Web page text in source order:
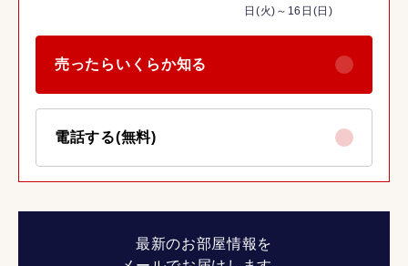
日(火)～16日(日)
売ったらいくらか知る
電話する(無料)
最新のお部屋情報を